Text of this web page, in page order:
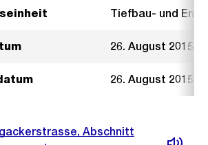
Tiefbau- und
26. August 2015
26. August 2015
Abschnitt